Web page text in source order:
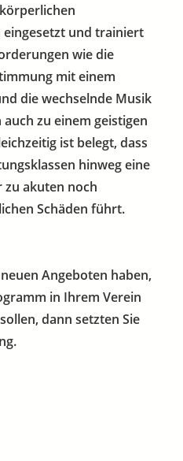
und trainiert
wie die
mit einem
die wechselnde Musik
zu einem geistigen
ist belegt, dass
hinweg eine
zu akuten noch
Schäden führt.
Angeboten haben,
in Ihrem Verein
dann setzten Sie